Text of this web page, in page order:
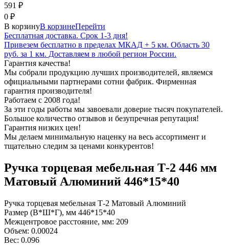
591 ₽
0 ₽
В корзинуВ корзинеПерейти
Бесплатная доставка. Срок 1-3 дня!
Привезем бесплатно в пределах МКАД + 5 км. Область 30
руб. за 1 км. Доставляем в любой регион России.
Гарантия качества!
Мы собрали продукцию лучших производителей, являемся
официальными партнерами сотни фабрик. Фирменная
гарантия производителя!
Работаем с 2008 года!
За эти годы работы мы завоевали доверие тысяч покупателей.
Большое количество отзывов и безупречная репутация!
Гарантия низких цен!
Мы делаем минимальную наценку на весь ассортимент и
тщательно следим за ценами конкурентов!
Ручка торцевая мебельная Т-2 446 мм
Матовый Алюминий 446*15*40
Ручка торцевая мебельная Т-2 Матовый Алюминий
Размер (В*Ш*Г), мм 446*15*40
Межцентровое расстояние, мм: 209
Объем: 0.00024
Вес: 0.096